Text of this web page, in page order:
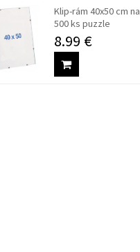
Klip-rám 40x50 cm na
500 ks puzzle
8.99 €